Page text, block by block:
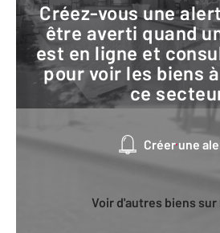
Créez-vous une alerte mail pour
être averti quand
est en ligne et
pour voir les biens
ce
Créer une
Voir d'autres biens